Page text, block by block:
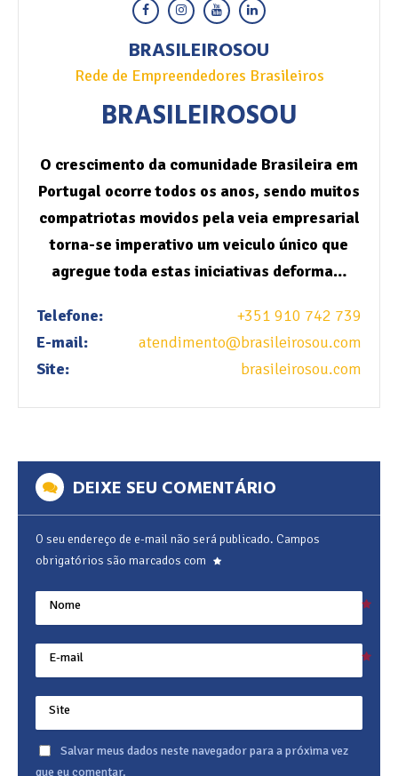
BRASILEIROSOU
Rede de Empreendedores Brasileiros
BRASILEIROSOU
O crescimento da comunidade Brasileira em
Portugal ocorre todos os anos, sendo muitos
compatriotas movidos pela veia empresarial
torna-se imperativo um veiculo único que
agregue toda estas iniciativas deforma…
Telefone:
+351 910 742 739
E-mail:
atendimento@brasileirosou.com
Site:
brasileirosou.com
DEIXE SEU COMENTÁRIO
O seu endereço de e-mail não será publicado. Campos
obrigatórios são marcados com
Nome
E-mail
Site
Salvar meus dados neste navegador para a próxima vez
que eu comentar.